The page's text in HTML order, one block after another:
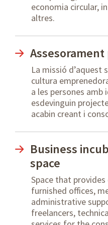
economia circular,
altres.
La missió d’aquest
cultura
a les persones amb
esdevinguin
acabin creant i
Business
space
Space that
furnished offices,
administrative
freelancers,